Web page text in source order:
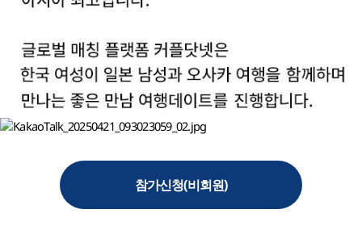
참가신청(비회원)